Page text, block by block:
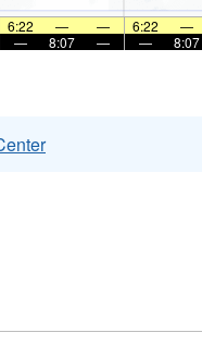
6:22 — — 6:22 —
— 8:07 — — 8:07